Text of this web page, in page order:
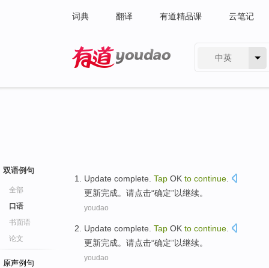
词典 翻译 有道精品课 云笔记
中英
双语例句
全部
口语
书面语
论文
原声例句
Update complete Tap OK to continue
更新完成。请点击“确定”以继续。
youdao
Update complete Tap OK to continue
更新完成。请点击“确定”以继续。
youdao